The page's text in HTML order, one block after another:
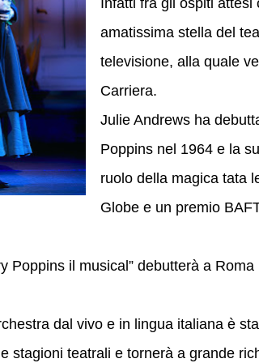
Infatti fra gli ospiti
amatissima stella del
televisione, alla quale
Carriera.
Julie Andrews ha
Poppins nel 1964 e la
ruolo della magica tata
Globe e un premio
Poppins il musical” debutterà a
dal vivo e in lingua italiana è
stagioni teatrali e tornerà a grande